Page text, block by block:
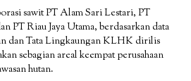
sawit PT Alam Sari Lestari, PT
PT Riau Jaya Utama, berdasarkan data
dan Tata Lingkaungan KLHK dirilis
sebagian areal keempat perusahaan
hutan.